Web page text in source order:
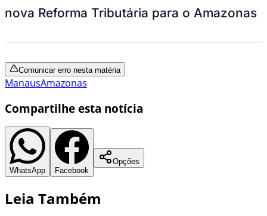
nova Reforma Tributária para o Amazonas
Comunicar erro nesta matéria
ManausAmazonas
Compartilhe esta notícia
WhatsApp Facebook
Opções
Leia Também